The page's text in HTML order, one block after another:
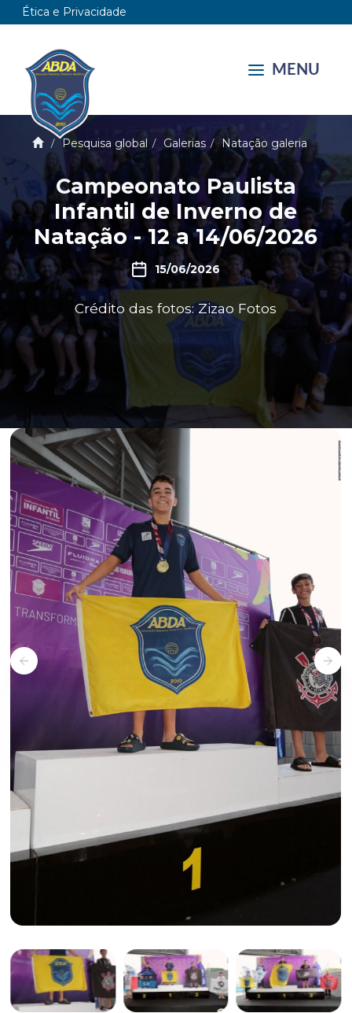
Ética e Privacidade
MENU
Pesquisa global Galerias Natação galeria
Campeonato Paulista
Infantil de Inverno de
Natação - 12 a 14/06/2026
15/06/2026
Crédito das fotos: Zizao Fotos